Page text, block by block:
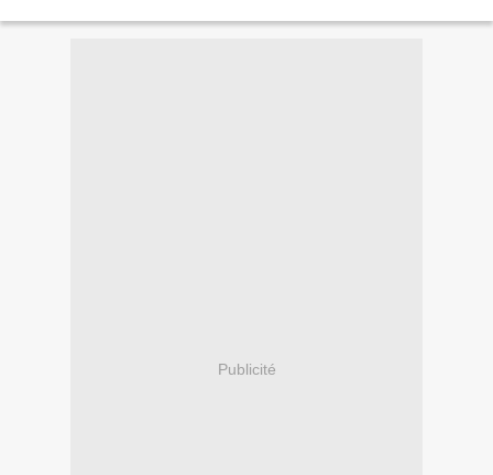
Publicité